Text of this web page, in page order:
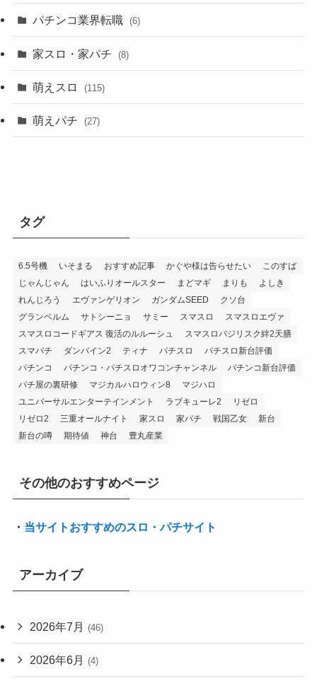
パチンコ業界転職 (6)
家スロ・家パチ (8)
萌えスロ (115)
萌えパチ (27)
タグ
6.5号機 いそまる おすすめ記事 かぐや様は告らせたい
このすば
じゃんじゃん
はいふりオールスター まどマギ まりも
よしき
れんじろう
エヴァンゲリオン ガンダムSEED
クソ台
グランベルム
サトシーニョ サミー スマスロ
スマスロエヴァ
スマスロコードギアス 復活のルルーシュ
スマスロバジリスク絆2天膳
スマパチ
ダンバイン2 ティナ パチスロ
パチスロ新台評価
パチンコ
パチンコ・パチスロオワコンチャンネル
パチンコ新台評価
パチ屋の裏研修
マジカルハロウィン8
マジハロ
ユニバーサルエンターテインメント
ラブキューレ2
リゼロ
リゼロ2
三重オールナイト 家スロ 家パチ 戦国乙女
新台
新台の噂
期待値 神台 豊丸産業
その他のおすすめページ
・ 当サイトおすすめのスロ・パチサイト
アーカイブ
2026年7月 (46)
2026年6月 (4)